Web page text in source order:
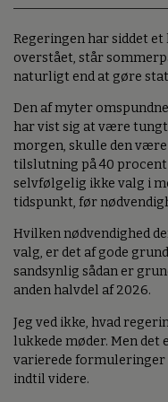
Regeringen har siddet
overstået, står
naturligt end at gøre
Den af myter
har vist sig at være
morgen, skulle den
tilslutning på 40
selvfølgelig ikke valg i
tidspunkt, før
Hvilken nødvendighed
valg, er det af gode
sandsynlig sådan er
anden halvdel af 2026.
Jeg ved ikke, hvad
lukkede møder. Men det
varierede formuleringer
indtil videre.